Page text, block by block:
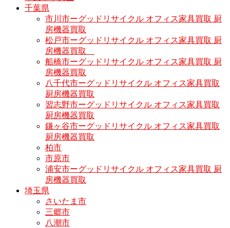
千葉県
市川市ーグッドリサイクル オフィス家具買取 厨
房機器買取
松戸市ーグッドリサイクル オフィス家具買取 厨
房機器買取
船橋市ーグッドリサイクル オフィス家具買取 厨
房機器買取
八千代市ーグッドリサイクル オフィス家具買取
厨房機器買取
習志野市ーグッドリサイクル オフィス家具買取
厨房機器買取
鎌ヶ谷市ーグッドリサイクル オフィス家具買取
厨房機器買取
柏市
市原市
浦安市ーグッドリサイクル オフィス家具買取 厨
房機器買取
埼玉県
さいたま市
三郷市
八潮市